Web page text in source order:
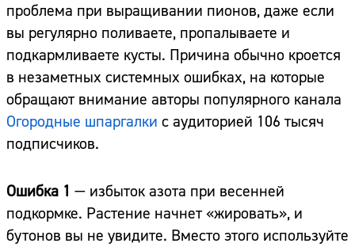
проблема при выращивании пионов, даже если
вы регулярно поливаете, пропалываете и
подкармливаете кусты. Причина обычно кроется
в незаметных системных ошибках, на которые
обращают внимание авторы популярного канала
Огородные шпаргалки с аудиторией 106 тысяч
подписчиков.
Ошибка 1 — избыток азота при весенней
подкормке. Растение начнет «жировать», и
бутонов вы не увидите. Вместо этого используйте